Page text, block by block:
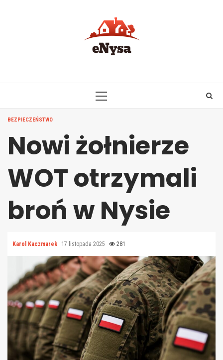
PRIMARY
BEZPIECZEŃSTWO
Nowi żołnierze
WOT otrzymali
broń w Nysie
Karol Kaczmarek 17 listopada 2025 281